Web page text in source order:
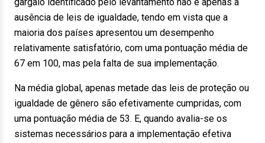
ausência de leis de igualdade, tendo em vista que a
maioria dos países apresentou um desempenho
relativamente satisfatório, com uma pontuação média de
67 em 100, mas pela falta de sua implementação.
Na média global, apenas metade das leis de proteção ou
igualdade de gênero são efetivamente cumpridas, com
uma pontuação média de 53. E, quando avalia-se os
sistemas necessários para a implementação efetiva